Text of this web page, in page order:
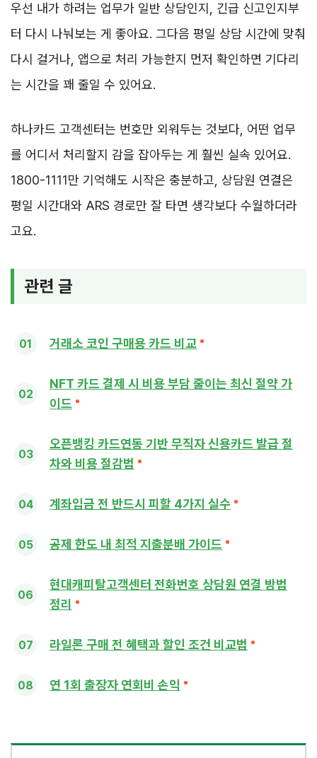
우선 내가 하려는 업무가 일반 상담인지, 긴급 신고인지부
터 다시 나눠보는 게 좋아요. 그다음 평일 상담 시간에 맞춰
다시 걸거나, 앱으로 처리 가능한지 먼저 확인하면 기다리
는 시간을 꽤 줄일 수 있어요.
하나카드 고객센터는 번호만 외워두는 것보다, 어떤 업무
를 어디서 처리할지 감을 잡아두는 게 훨씬 실속 있어요.
1800-1111만 기억해도 시작은 충분하고, 상담원 연결은
평일 시간대와 ARS 경로만 잘 타면 생각보다 수월하더라
고요.
관련 글
거래소 코인 구매용 카드 비교
NFT 카드 결제 시 비용 부담 줄이는 최신 절약 가
이드
오픈뱅킹 카드연동 기반 무직자 신용카드 발급 절
차와 비용 절감법
계좌입금 전 반드시 피할 4가지 실수
공제 한도 내 최적 지출분배 가이드
현대캐피탈고객센터 전화번호 상담원 연결 방법
정리
라일론 구매 전 혜택과 할인 조건 비교법
연 1회 출장자 연회비 손익